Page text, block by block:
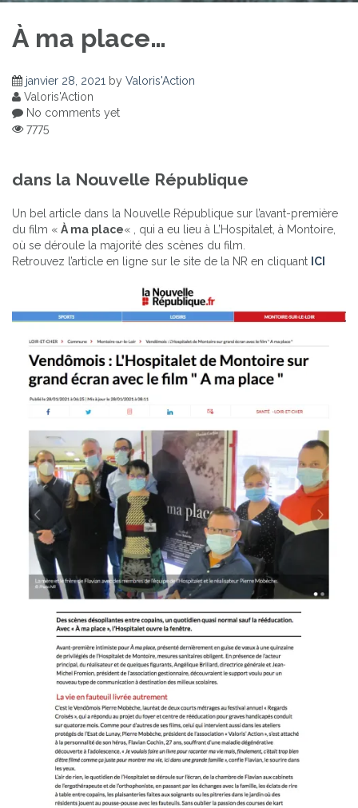
À ma place…
janvier 28, 2021 by Valoris'Action
Valoris'Action
No comments yet
7775
dans la Nouvelle République
Un bel article dans la Nouvelle République sur l’avant-première
du film « À ma place« , qui a eu lieu à L’Hospitalet, à Montoire,
où se déroule la majorité des scènes du film.
Retrouvez l’article en ligne sur le site de la NR en cliquant ICI